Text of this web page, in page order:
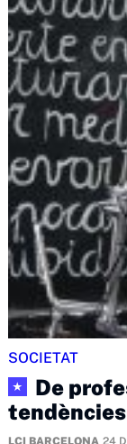
SOCIETAT
★
De
tendències
LCI BARCELONA 24